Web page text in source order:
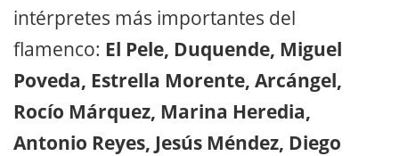
intérpretes más importantes del
flamenco: El Pele, Duquende, Miguel
Poveda, Estrella Morente, Arcángel,
Rocío Márquez, Marina Heredia,
Antonio Reyes, Jesús Méndez, Diego